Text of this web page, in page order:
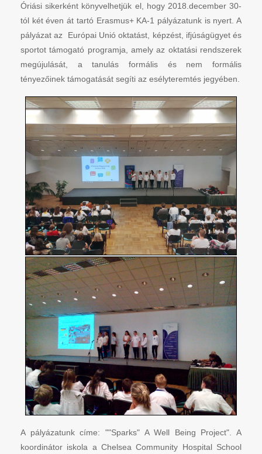
Óriási sikerként könyvelhetjük el, hogy 2018.december 30-
tól két éven át tartó Erasmus+ KA-1 pályázatunk is nyert. A
pályázat az Európai Unió oktatást, képzést, ifjúságügyet és
sportot támogató programja, amely az oktatási rendszerek
megújulását, a tanulás formális és nem formális
tényezőinek támogatását segíti az esélyteremtés jegyében.
A pályázatunk címe: ""Sparks" A Well Being Project". A
koordinátor iskola a Chelsea Community Hospital School